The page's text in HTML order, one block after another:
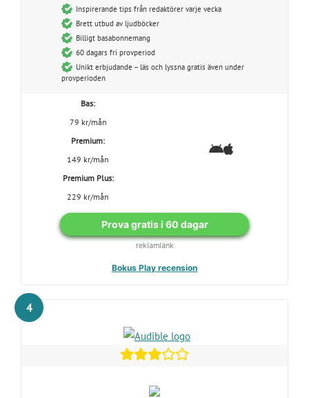
Inspirerande tips från redaktörer varje vecka
Brett utbud av ljudböcker
Billigt basabonnemang
60 dagars fri provperiod
Unikt erbjudande – läs och lyssna gratis även under
provperioden
Bas:
79 kr/mån
Premium:
149 kr/mån
Premium Plus:
229 kr/mån
Prova gratis i 60 dagar
reklamlänk
Bokus Play recension
4